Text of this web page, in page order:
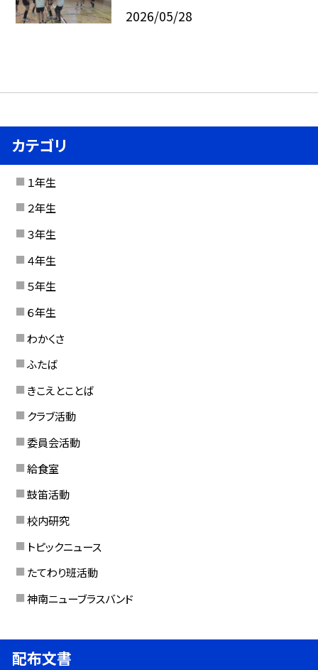
2026/05/28
カテゴリ
１年生
２年生
３年生
４年生
５年生
６年生
わかくさ
ふたば
きこえとことば
クラブ活動
委員会活動
給食室
鼓笛活動
校内研究
トピックニュース
たてわり班活動
神南ニューブラスバンド
配布文書